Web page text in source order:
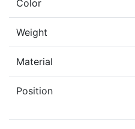
Color
Weight
Material
Position